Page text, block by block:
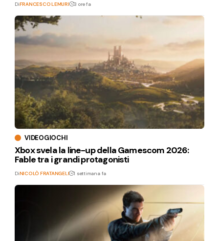
DiFRANCESCO LEMURI 3 ore fa
VIDEOGIOCHI
Xbox svela la line-up della Gamescom 2026:
Fable tra i grandi protagonisti
DiNICOLÒ FRATANGELI 1 settimana fa